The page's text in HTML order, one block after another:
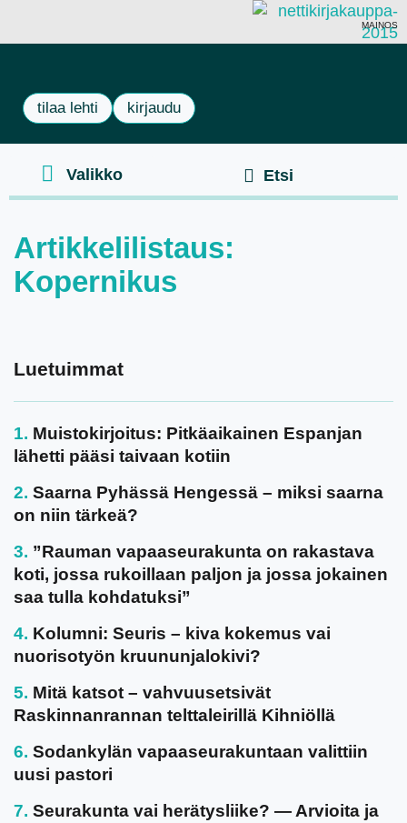
MAINOS
tilaa lehti kirjaudu
Artikkelilistaus:
Kopernikus
Luetuimmat
Muistokirjoitus: Pitkäaikainen Espanjan
lähetti pääsi taivaan kotiin
Saarna Pyhässä Hengessä – miksi saarna
on niin tärkeä?
”Rauman vapaaseurakunta on rakastava
koti, jossa rukoillaan paljon ja jossa jokainen
saa tulla kohdatuksi”
Kolumni: Seuris – kiva kokemus vai
nuorisotyön kruununjalokivi?
Mitä katsot – vahvuusetsivät
Raskinnanrannan telttaleirillä Kihniöllä
Sodankylän vapaaseurakuntaan valittiin
uusi pastori
Seurakunta vai herätysliike? — Arvioita ja